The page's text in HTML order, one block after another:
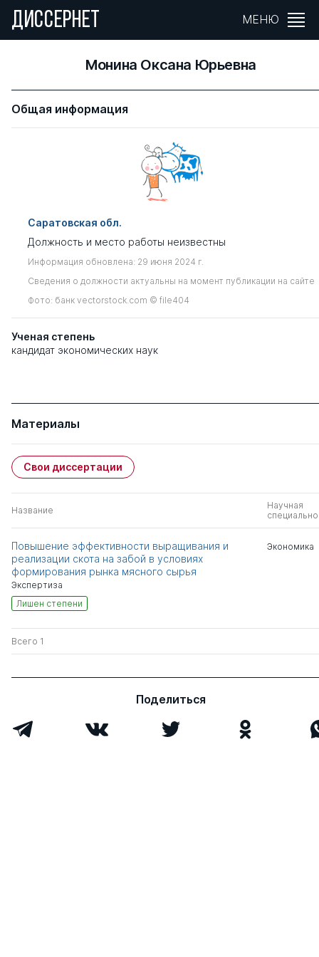
ДИССЕРНЕТ МЕНЮ
Монина Оксана Юрьевна
Общая информация
Саратовская обл.
Должность и место работы неизвестны
Информация обновлена: 29 июня 2024 г.
Сведения о должности актуальны на момент публикации на сайте
Фото: банк vectorstock.com © file404
Ученая степень
кандидат экономических наук
Материалы
Свои диссертации
Название
Научная
Повышение эффективности выращивания и
реализации скота на забой в условиях
формирования рынка мясного сырья
Экспертиза
Лишен степени
Экономика
Всего 1
Поделиться